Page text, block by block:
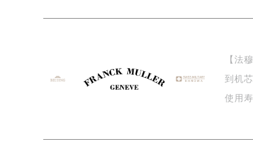
扬州市邗江区国展路29号星耀
盐城市盐都区世纪大道5号盐城
泰州市海陵区永定东路399号置
【法
到机
使用